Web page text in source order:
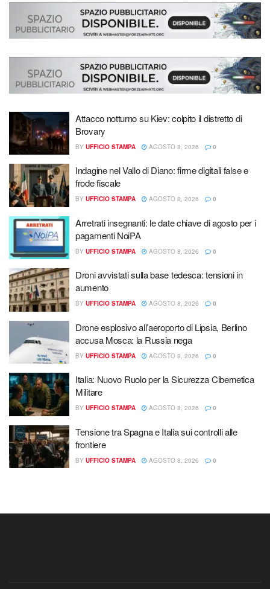
Attacco notturno su Kiev: colpito il distretto di
Brovary
BY UFFICIO STAMPA AGOSTO 8, 2026 0
Indagine nel Vallo di Diano: firme digitali false e
frode fiscale
BY UFFICIO STAMPA AGOSTO 8, 2026 0
Arretrati insegnanti: le date chiave di agosto per i
pagamenti NoiPA
BY UFFICIO STAMPA AGOSTO 8, 2026 0
Droni avvistati sulla base tedesca: tensioni in
aumento
BY UFFICIO STAMPA AGOSTO 8, 2026 0
Drone esplosivo all’aeroporto di Lipsia, Berlino
accusa Mosca: la Russia nega
BY UFFICIO STAMPA AGOSTO 8, 2026 0
Italia: Nuovo Ruolo per la Sicurezza Cibernetica
Militare
BY UFFICIO STAMPA AGOSTO 8, 2026 0
Tensione tra Spagna e Italia sui controlli alle
frontiere
BY UFFICIO STAMPA AGOSTO 8, 2026 0